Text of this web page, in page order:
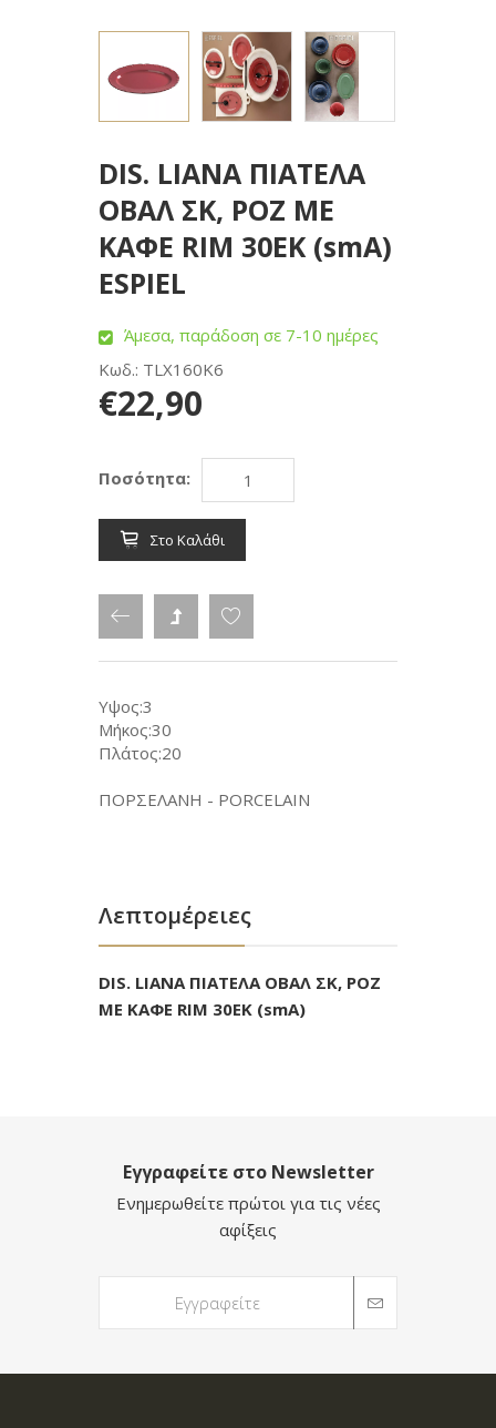
DIS. LIANA ΠΙΑΤΕΛΑ
ΟΒΑΛ ΣΚ, ΡΟΖ ΜΕ
ΚΑΦΕ RIM 30ΕΚ (smA)
ESPIEL
Άμεσα, παράδοση σε 7-10 ημέρες
Κωδ.: TLX160K6
€22,90
Ποσότητα:
Στο Καλάθι
Υψος:3
Μήκος:30
Πλάτος:20
ΠΟΡΣΕΛΑΝΗ - PORCELAIN
Λεπτομέρειες
DIS. LIANA ΠΙΑΤΕΛΑ ΟΒΑΛ ΣΚ, ΡΟΖ
ΜΕ ΚΑΦΕ RIM 30ΕΚ (smA)
Εγγραφείτε στο Newsletter
Ενημερωθείτε πρώτοι για τις νέες
αφίξεις